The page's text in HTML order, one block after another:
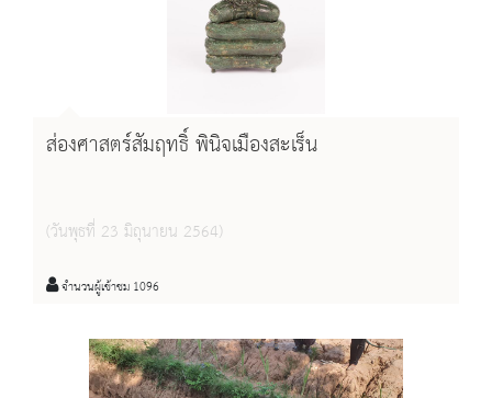
ส่องศาสตร์สัมฤทธิ์ พินิจเมืองสะเร็น
(วันพุธที่ 23 มิถุนายน 2564)
จำนวนผู้เข้าชม 1096